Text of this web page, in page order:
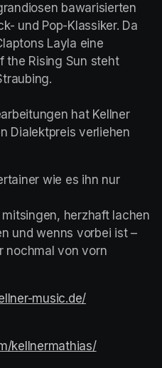
bawarisierten
und Pop-Klassiker. Da
Layla eine
the Rising Sun steht
hat Kellner
Dialektpreis verliehen
wie es ihn nur
herzhaft lachen
und wenns vorbei ist –
nochmal von vorn
music.de/
kellnermathias/(opens in a